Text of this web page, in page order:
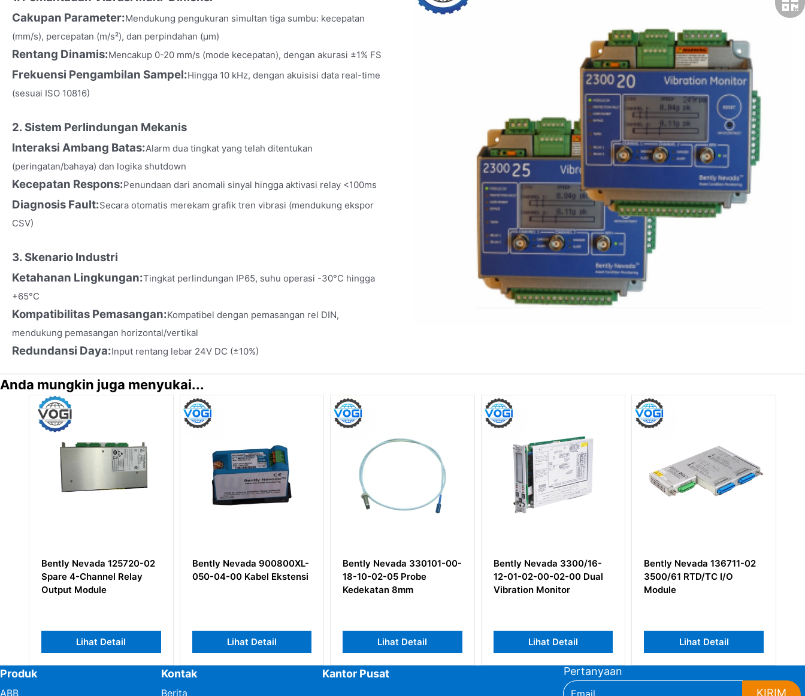
Cakupan Parameter:Mendukung pengukuran simultan tiga sumbu: kecepatan
(mm/s), percepatan (m/s²), dan perpindahan (μm)
Rentang Dinamis:Mencakup 0-20 mm/s (mode kecepatan), dengan akurasi ±1% FS
Frekuensi Pengambilan Sampel:Hingga 10 kHz, dengan akuisisi data real-time
(sesuai ISO 10816)
2. Sistem Perlindungan Mekanis
Interaksi Ambang Batas:Alarm dua tingkat yang telah ditentukan
(peringatan/bahaya) dan logika shutdown
Kecepatan Respons:Penundaan dari anomali sinyal hingga aktivasi relay <100ms
Diagnosis Fault:Secara otomatis merekam grafik tren vibrasi (mendukung ekspor
CSV)
3. Skenario Industri
Ketahanan Lingkungan:Tingkat perlindungan IP65, suhu operasi -30°C hingga
+65°C
Kompatibilitas Pemasangan:Kompatibel dengan pemasangan rel DIN,
mendukung pemasangan horizontal/vertikal
Redundansi Daya:Input rentang lebar 24V DC (±10%)
Anda mungkin juga menyukai...
Bently Nevada 125720-02
Spare 4-Channel Relay
Output Module
Lihat Detail
Bently Nevada 900800XL-
050-04-00 Kabel Ekstensi
Lihat Detail
Bently Nevada 330101-00-
18-10-02-05 Probe
Kedekatan 8mm
Lihat Detail
Bently Nevada 3300/16-
12-01-02-00-02-00 Dual
Vibration Monitor
Lihat Detail
Bently Nevada 136711-02
3500/61 RTD/TC I/O
Module
Lihat Detail
Produk
ABB
Kontak
Berita
Kantor Pusat
Pertanyaan
KIRIM